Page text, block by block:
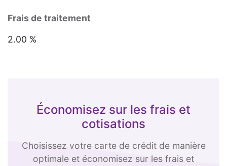
Frais de traitement
2.00 %
Économisez sur les frais et
cotisations
Choisissez votre carte de crédit de manière
optimale et économisez sur les frais et